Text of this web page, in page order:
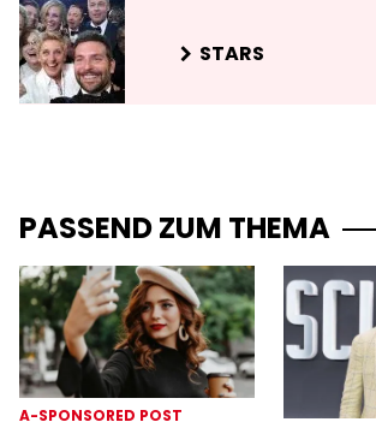
STARS
PASSEND ZUM THEMA
A-SPONSORED POST